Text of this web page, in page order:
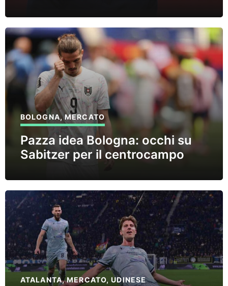
BOLOGNA,MERCATO
Pazza idea Bologna: occhi su
Sabitzer per il centrocampo
ATALANTA,MERCATO,UDINESE